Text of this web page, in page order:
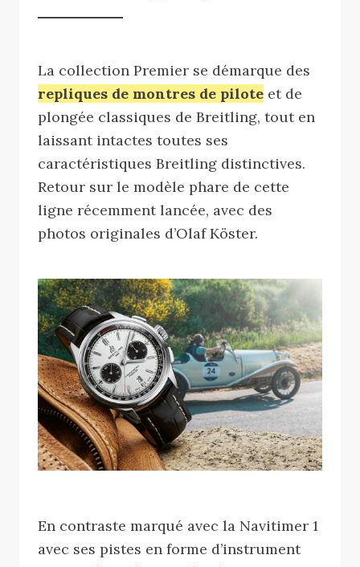
La collection Premier se démarque des
repliques de montres de pilote et de
plongée classiques de Breitling, tout en
laissant intactes toutes ses
caractéristiques Breitling distinctives.
Retour sur le modèle phare de cette
ligne récemment lancée, avec des
photos originales d’Olaf Köster.
En contraste marqué avec la Navitimer 1
avec ses pistes en forme d’instrument